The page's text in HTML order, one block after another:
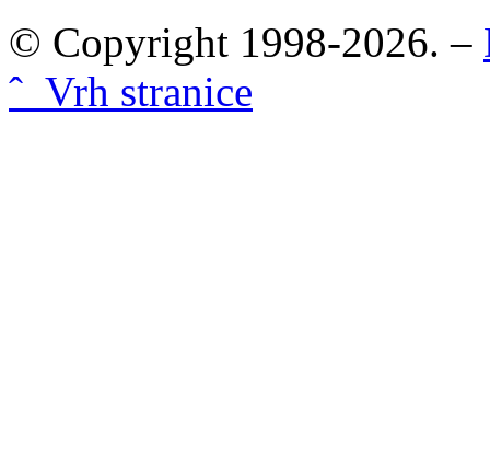
© Copyright 1998-2026. –
ˆ Vrh stranice